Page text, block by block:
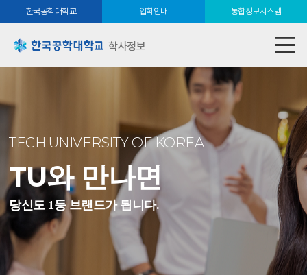
한국공학대학교 입학안내 통합정보시스템
학사정보
TECH UNIVERSITY OF KOREA
TU와 만나면
당신도 1등 브랜드가 됩니다.